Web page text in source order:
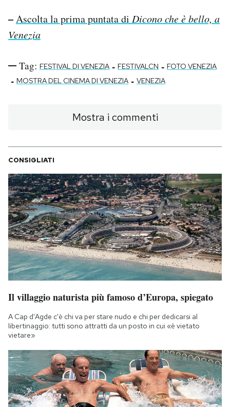
–Ascolta la prima puntata di Dicono che è bello, a
Venezia
Tag: FESTIVAL DI VENEZIA - FESTIVALCN - FOTO VENEZIA
- MOSTRA DEL CINEMA DI VENEZIA - VENEZIA
Mostra i commenti
CONSIGLIATI
Il villaggio naturista più famoso d’Europa, spiegato
A Cap d'Agde c'è chi va per stare nudo e chi per dedicarsi al
libertinaggio: tutti sono attratti da un posto in cui «è vietato
vietare»